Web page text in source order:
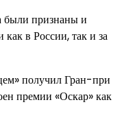
были признаны и
в России, так и за
получил Гран-при
премии «Оскар» как